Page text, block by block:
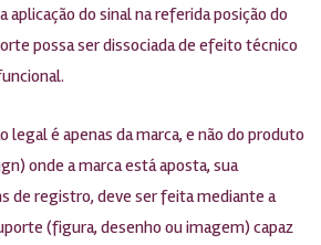
aplicação do sinal na referida posição do
possa ser dissociada de efeito técnico
legal é apenas da marca, e não do produto
onde a marca está aposta, sua
de registro, deve ser feita mediante a
(figura, desenho ou imagem) capaz